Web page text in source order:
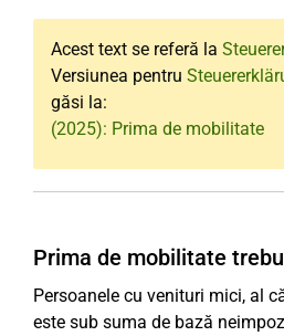
Acest text se referă la
Versiunea pentru
găsi la:
(2025): Prima de mobilitate
Prima de mobilitate
Persoanele cu venituri mici, al
este sub suma de bază